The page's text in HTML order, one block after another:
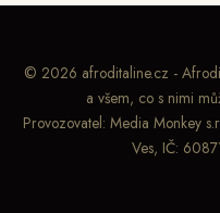
© 2026 afroditaline.cz -
a všem, co s nimi
Provozovatel: Media Monkey
Ves, IČ: